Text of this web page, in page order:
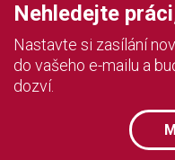
Nehledejte
Nastavte si zasílání
do vašeho e-mailu a
dozví.